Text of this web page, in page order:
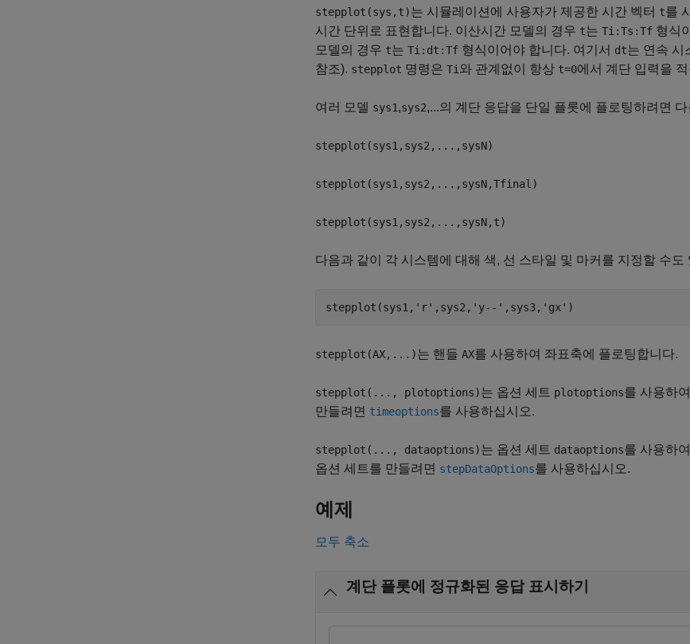
stepplot(sys,t)는 시뮬레이션에 사용자가 제공한 시간 벡터 t를
시간 단위로 표현합니다. 이산시간 모델의 경우 t는 Ti:Ts:Tf 형식
모델의 경우 t는 Ti:dt:Tf 형식이어야 합니다. 여기서 dt는 연속 시
참조). stepplot 명령은 Ti 와 관계없이 항상 t=0에서 계단 입력을
여러 모델 sys1,sys2,...의 계단 응답을 단일 플롯에 플로팅하려면
stepplot(sys1,sys2,...,sysN)
stepplot(sys1,sys2,...,sysN,Tfinal)
stepplot(sys1,sys2,...,sysN,t)
다음과 같이 각 시스템에 대해 색, 선 스타일 및 마커를 지정할 수도
stepplot(AX,...)는 핸들 AX를 사용하여 좌표축에 플로팅합니다.
stepplot(..., plotoptions)는 옵션 세트 plotoptions를 사용하
만들려면 timeoptions를 사용하십시오.
stepplot(..., dataoptions)는 옵션 세트 dataoptions를 사용하
옵션 세트를 만들려면 stepDataOptions를 사용하십시오.
예제
모두 축소
계단 플롯에 정규화된 응답 표시하기